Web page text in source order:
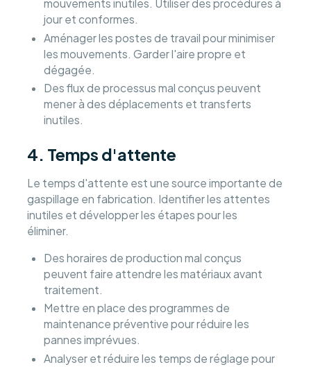
mouvements inutiles. Utiliser des procédures à
jour et conformes.
Aménager les postes de travail pour minimiser
les mouvements. Garder l'aire propre et
dégagée.
Des flux de processus mal conçus peuvent
mener à des déplacements et transferts
inutiles.
4. Temps d'attente
Le temps d'attente est une source importante de
gaspillage en fabrication. Identifier les attentes
inutiles et développer les étapes pour les
éliminer.
Des horaires de production mal conçus
peuvent faire attendre les matériaux avant
traitement.
Mettre en place des programmes de
maintenance préventive pour réduire les
pannes imprévues.
Analyser et réduire les temps de réglage pour